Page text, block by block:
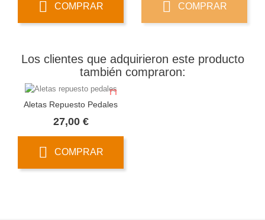
COMPRAR COMPRAR
Los clientes que adquirieron este producto
también compraron:
Aletas Repuesto Pedales
27,00 €Precio
COMPRAR